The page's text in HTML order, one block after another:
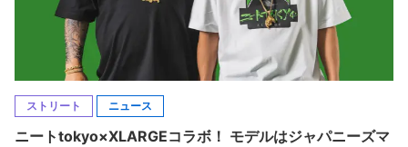
ストリート ニュース
ニートtokyo×XLARGEコラボ！ モデルはジャパニーズマ